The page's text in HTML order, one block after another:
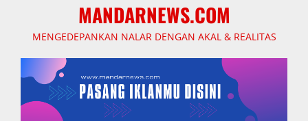
MANDARNEWS.COM
MENGEDEPANKAN NALAR DENGAN AKAL & REALITAS